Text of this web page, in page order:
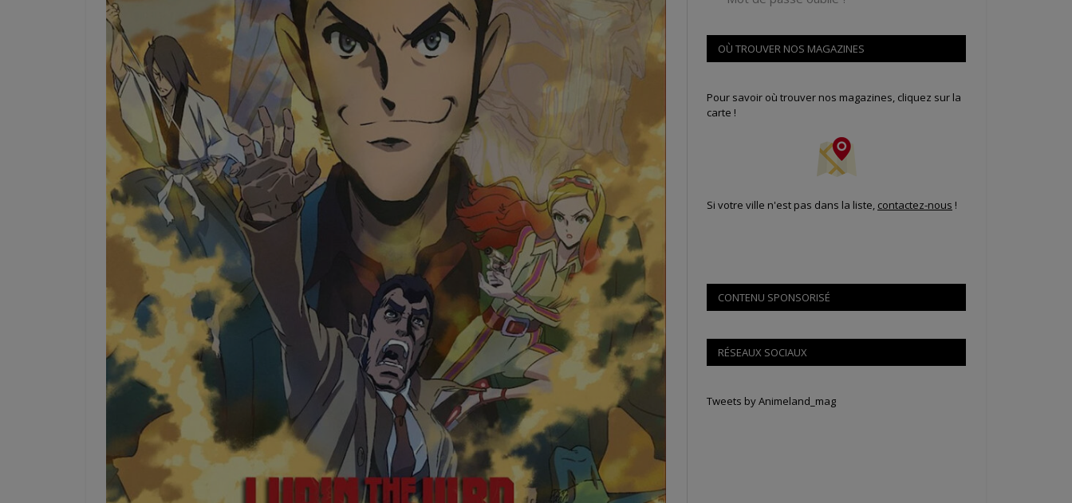
OÙ TROUVER NOS MAGAZINES
Pour savoir où trouver nos magazines, cliquez sur la
carte !
Si votre ville n'est pas dans la liste, contactez-nous !
CONTENU SPONSORISÉ
RÉSEAUX SOCIAUX
Tweets by Animeland_mag